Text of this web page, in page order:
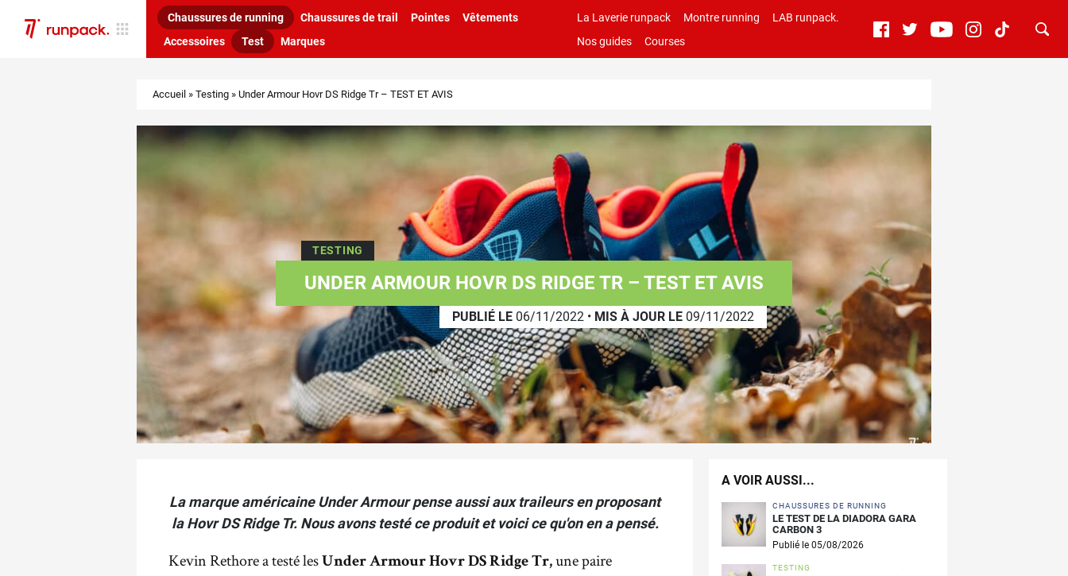
Chaussures de running Chaussures de trail Pointes
Vêtements
Accessoires
Test Marques
La Laverie runpack Montre running
LAB runpack.
Nos guides
Courses
Accueil » Testing » Under Armour Hovr DS Ridge Tr – TEST ET AVIS
TESTING
UNDER ARMOUR HOVR DS RIDGE TR – TEST ET AVIS
PUBLIÉ LE 06/11/2022 • MIS À JOUR LE 09/11/2022
La marque américaine Under Armour pense aussi aux traileurs en proposant
la Hovr DS Ridge Tr. Nous avons testé ce produit et voici ce qu'on en a pensé.
Kevin Rethore a testé les Under Armour Hovr DS Ridge Tr, une paire
A VOIR AUSSI...
CHAUSSURES DE RUNNING
LE TEST DE LA DIADORA GARA
CARBON 3
Publié le 05/08/2026
TESTING